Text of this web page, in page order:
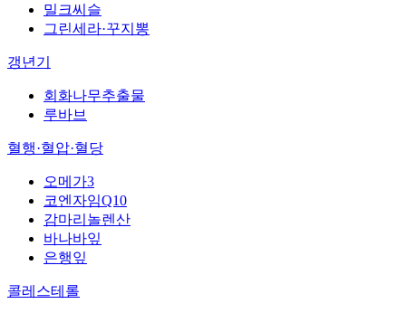
밀크씨슬
그린세라·꾸지뽕
갱년기
회화나무추출물
루바브
혈행·혈압·혈당
오메가3
코엔자임Q10
감마리놀렌산
바나바잎
은행잎
콜레스테롤